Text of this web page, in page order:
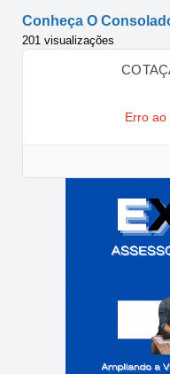
Conheça O
201 visualizações
Erro